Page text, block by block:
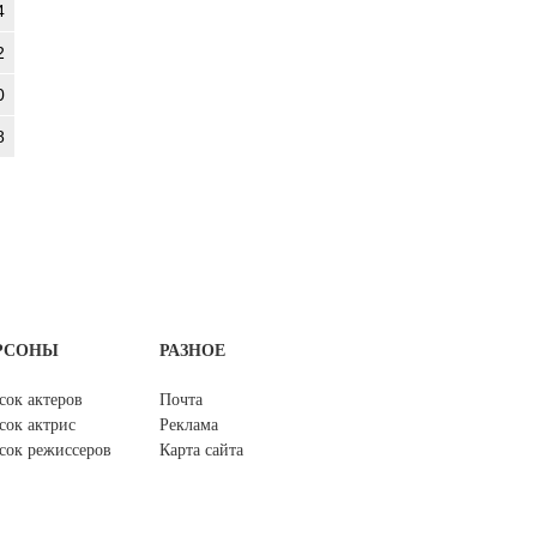
актеров
актрис
режиссеров
РАЗНОЕ
Почта
Реклама
Карта сайта